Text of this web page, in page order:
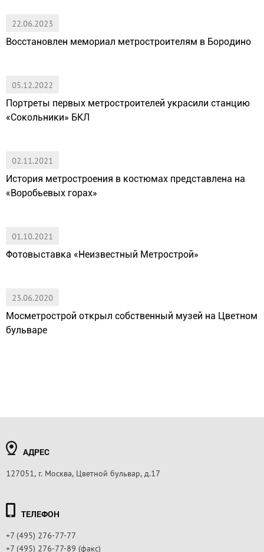
22.06.2023
Восстановлен мемориал метростроителям в Бородино
05.12.2022
Портреты первых метростроителей украсили станцию
«Сокольники» БКЛ
02.11.2021
История метростроения в костюмах представлена на
«Воробьевых горах»
01.10.2021
Фотовыставка «Неизвестный Метрострой»
23.06.2020
Мосметрострой открыл собственный музей на Цветном
бульваре
АДРЕС
127051, г. Москва, Цветной бульвар, д.17
ТЕЛЕФОН
+7 (495) 276-77-77
+7 (495) 276-77-89 (факс)